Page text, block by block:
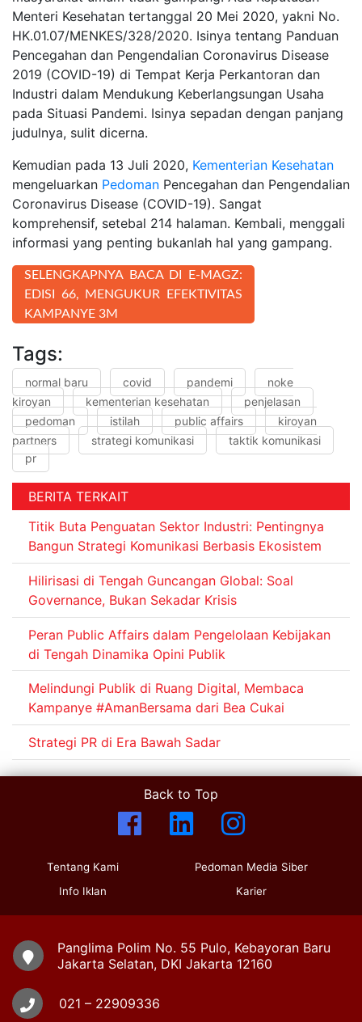
Menteri Kesehatan tertanggal 20 Mei 2020, yakni No.
HK.01.07/MENKES/328/2020. Isinya tentang Panduan
Pencegahan dan Pengendalian Coronavirus Disease
2019 (COVID-19) di Tempat Kerja Perkantoran dan
Industri dalam Mendukung Keberlangsungan Usaha
pada Situasi Pandemi. Isinya sepadan dengan panjang
judulnya, sulit dicerna.
Kemudian pada 13 Juli 2020, Kementerian Kesehatan
mengeluarkan Pedoman Pencegahan dan Pengendalian
Coronavirus Disease (COVID-19). Sangat
komprehensif, setebal 214 halaman. Kembali, menggali
informasi yang penting bukanlah hal yang gampang.
SELENGKAPNYA BACA DI E-MAGZ:
EDISI 66, MENGUKUR EFEKTIVITAS
KAMPANYE 3M
Tags:
normal baru covid pandemi
noke
kiroyan
kementerian kesehatan
penjelasan
pedoman
istilah public affairs
kiroyan
partners
strategi komunikasi
taktik komunikasi
pr
BERITA TERKAIT
Titik Buta Penguatan Sektor Industri: Pentingnya
Bangun Strategi Komunikasi Berbasis Ekosistem
Hilirisasi di Tengah Guncangan Global: Soal
Governance, Bukan Sekadar Krisis
Peran Public Affairs dalam Pengelolaan Kebijakan
di Tengah Dinamika Opini Publik
Melindungi Publik di Ruang Digital, Membaca
Kampanye #AmanBersama dari Bea Cukai
Strategi PR di Era Bawah Sadar
Back to Top
Tentang Kami
Info Iklan
Pedoman Media Siber
Karier
Panglima Polim No. 55 Pulo, Kebayoran Baru
Jakarta Selatan, DKI Jakarta 12160
021 – 22909336